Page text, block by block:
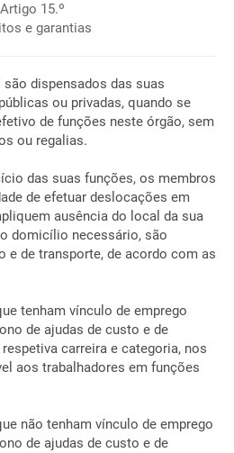
Artigo 15.º
e garantias
dispensados das suas
ou privadas, quando se
de funções neste órgão, sem
ou regalias.
das suas funções, os membros
de efetuar deslocações em
ausência do local da sua
domicílio necessário, são
e de transporte, de acordo com as
tenham vínculo de emprego
de ajudas de custo e de
carreira e categoria, nos
aos trabalhadores em funções
não tenham vínculo de emprego
de ajudas de custo e de